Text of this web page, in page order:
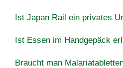
Ist Japan Rail ein privates
Ist Essen im Handgepäck
Braucht man